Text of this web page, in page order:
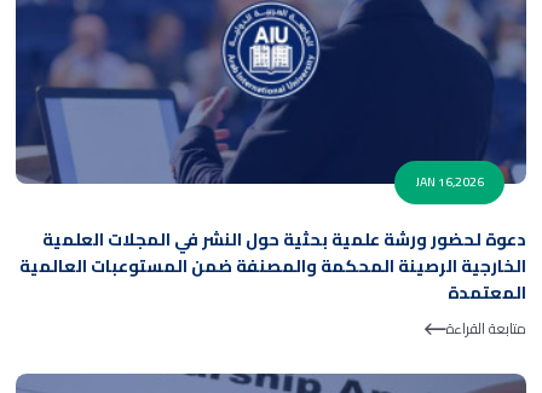
JAN 16,2026
دعوة لحضور ورشة علمية بحثية حول النشر في المجلات العلمية
الخارجية الرصينة المحكمة والمصنفة ضمن المستوعبات العالمية
المعتمدة
متابعة القراءة